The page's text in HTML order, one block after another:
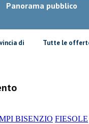
Panorama pubblico
​Tutte le offerte di lavoro in
BISENZIO FIESOLE